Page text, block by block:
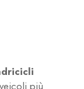
più